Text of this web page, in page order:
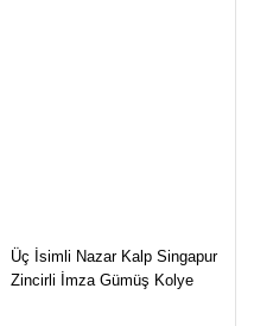
Üç İsimli Nazar Kalp Singapur
Zincirli İmza Gümüş Kolye